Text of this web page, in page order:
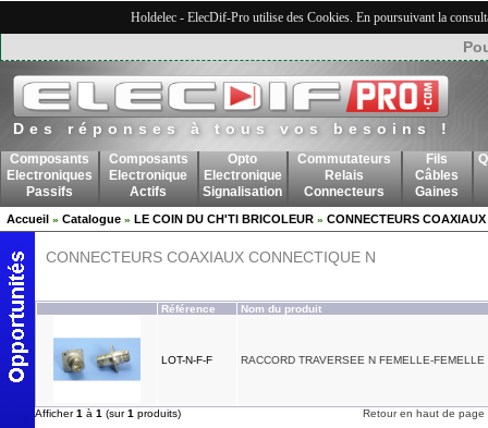
Holdelec - ElecDif-Pro utilise des Cookies. En poursuivant la
Des réponses à tous vos besoins !
Composants
Electroniques
Passifs
Composants
Electronique
Actifs
Opto
Electronique
Signalisation
Commutateurs
Relais
Connecteurs
Fils
Câbles
Gaines
Accueil » Catalogue » LE COIN DU CH'TI BRICOLEUR » CONNECTEURS COAXIAUX
CONNECTEURS COAXIAUX CONNECTIQUE N
Référence Nom du produit
LOT-N-F-F RACCORD TRAVERSEE N FEMELLE-FEMELLE
Afficher1 à 1 (sur1 produits) Retour en haut de page